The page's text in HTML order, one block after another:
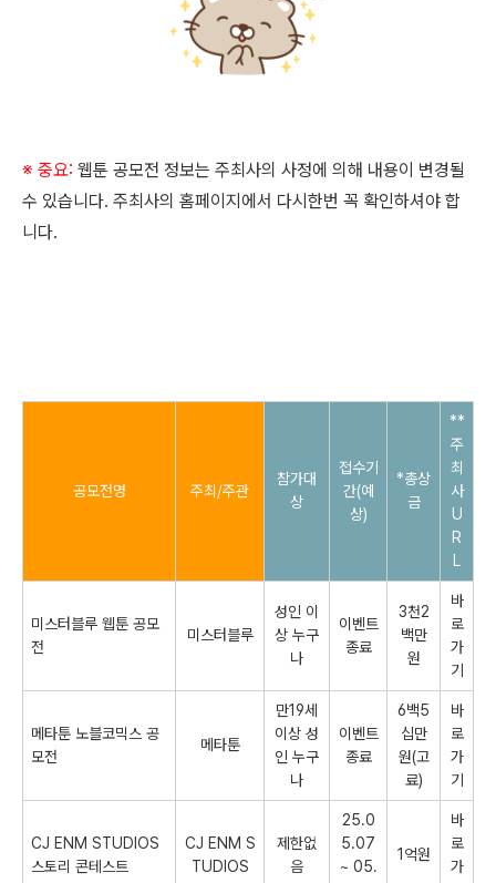
※ 중요: 웹툰 공모전 정보는 주최사의 사정에 의해 내용이 변경될
수 있습니다. 주최사의 홈페이지에서 다시한번 꼭 확인하셔야 합
니다.
공모전명 주최/주관
참가대
상
접수기
간(예
상)
*총상
금
**
주
최
사
U
R
미스터블루 웹툰 공모
전
미스터블루
성인 이
상 누구
나
이벤트
종료
3천2
백만
원
바
로
가
기
메타툰 노블코믹스 공
모전
메타툰
만19세
이상 성
인 누구
나
이벤트
종료
6백5
십만
원(고
료)
바
로
가
기
CJ ENM STUDIOS
스토리 콘테스트
CJ ENM S
TUDIOS
제한없
음
25.0
5.07
~ 05.
1억원
바
로
가